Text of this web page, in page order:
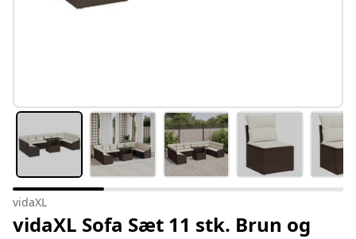
vidaXL
vidaXL Sofa Sæt 11 stk. Brun og